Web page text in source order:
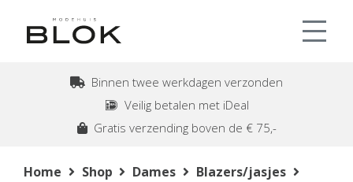
Binnen twee werkdagen verzonden
Veilig betalen met iDeal
Gratis verzending boven de € 75,-
Home Shop Dames
Blazers/jasjes